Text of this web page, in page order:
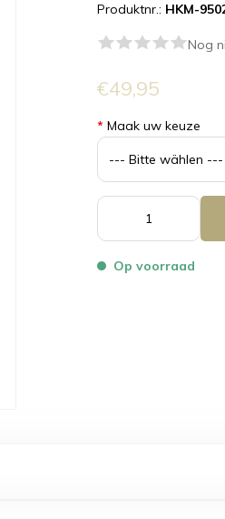
Produktnr.: HKM-
Nog
€49,95
* Maak uw keuze
Op voorraad